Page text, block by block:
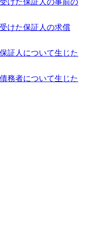
けた保証人の事前の
けた保証人の求償
証人について生じた
務者について生じた